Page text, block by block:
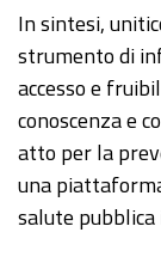
In sintesi,
strumento di
accesso e
conoscenza e
atto per la
una
salute